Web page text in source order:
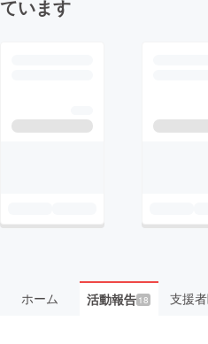
ています
ホーム 活動報告18 支援者